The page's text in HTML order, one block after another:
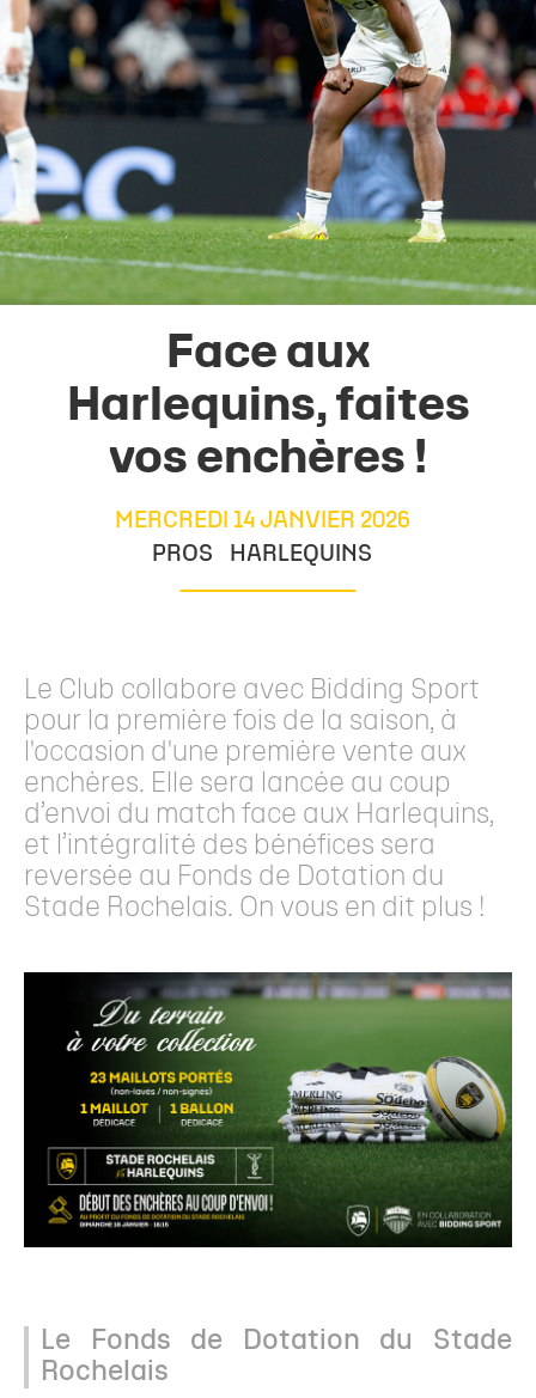
Face aux
Harlequins, faites
vos enchères !
MERCREDI 14 JANVIER 2026
PROS
HARLEQUINS
Le Club collabore avec Bidding Sport
pour la première fois de la saison, à
l'occasion d'une première vente aux
enchères. Elle sera lancée au coup
d’envoi du match face aux Harlequins,
et l’intégralité des bénéfices sera
reversée au Fonds de Dotation du
Stade Rochelais. On vous en dit plus !
Le Fonds de Dotation du Stade
Rochelais